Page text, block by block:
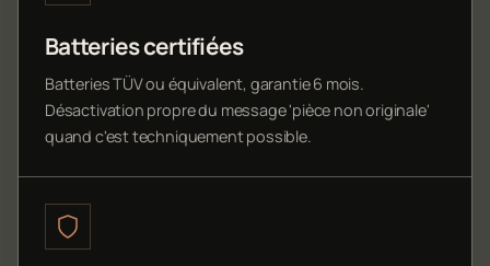
Batteries certifiées
Batteries TÜV ou équivalent, garantie 6 mois.
Désactivation propre du message 'pièce non originale'
quand c'est techniquement possible.